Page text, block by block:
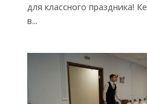
для классного праздника!
в...